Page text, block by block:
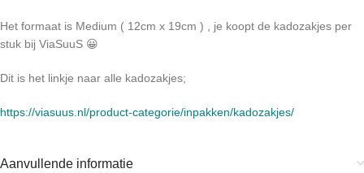
Het formaat is Medium ( 12cm x 19cm ) , je koopt de kadozakjes per
stuk bij ViaSuuS 😀
Dit is het linkje naar alle kadozakjes;
https://viasuus.nl/product-categorie/inpakken/kadozakjes/
Aanvullende informatie